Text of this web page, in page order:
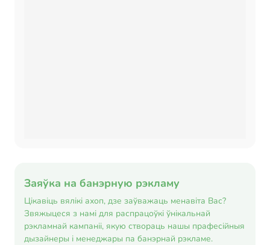
Заяўка на банэрную рэкламу
Цікавіць вялікі ахоп, дзе заўважаць менавіта Вас?
Звяжыцеся з намі для распрацоўкі ўнікальнай
рэкламнай кампаніі, якую створаць нашы прафесійныя
дызайнеры і менеджары па банэрнай рэкламе.